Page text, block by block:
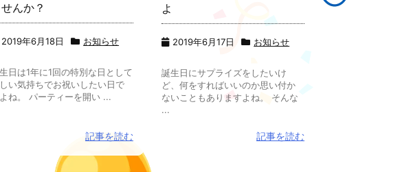
せんか？
2019年6月18日 お知らせ
日は1年に1回の特別な日として
い気持ちでお祝いしたい日で
ね。 パーティーを開い ...
記事を読む
よ
2019年6月17日 お知らせ
誕生日にサプライズをしたいけ
ど、何をすればいいのか思い付か
ないこともありますよね。 そんな
...
記事を読む